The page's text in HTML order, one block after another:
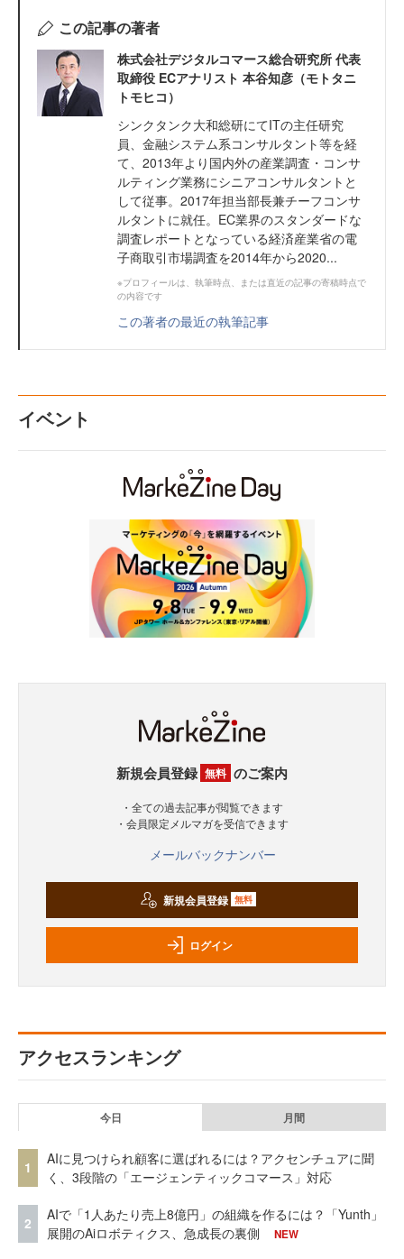
この記事の著者
株式会社デジタルコマース総合研究所 代表
取締役 ECアナリスト 本谷知彦（モトタニ
トモヒコ）
シンクタンク大和総研にてITの主任研究
員、金融システム系コンサルタント等を経
て、2013年より国内外の産業調査・コンサ
ルティング業務にシニアコンサルタントと
して従事。2017年担当部長兼チーフコンサ
ルタントに就任。EC業界のスタンダードな
調査レポートとなっている経済産業省の電
子商取引市場調査を2014年から2020...
※プロフィールは、執筆時点、または直近の記事の寄稿時点で
の内容です
この著者の最近の執筆記事
イベント
新規会員登録 無料 のご案内
・全ての過去記事が閲覧できます
・会員限定メルマガを受信できます
メールバックナンバー
新規会員登録 無料
ログイン
アクセスランキング
今日 月間
1
AIに見つけられ顧客に選ばれるには？アクセンチュアに聞
く、3段階の「エージェンティックコマース」対応
2
AIで「1人あたり売上8億円」の組織を作るには？「Yunth」
展開のAiロボティクス、急成長の裏側
NEW